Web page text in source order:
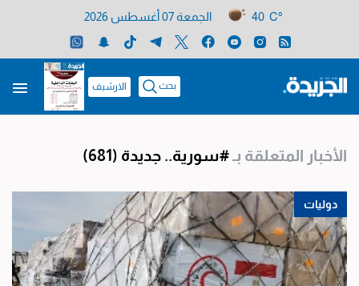
40 C° الجمعة 07 أغسطس 2026
بحث الارشيف
الأخبار المتعلقة بـ#سورية.. جديدة (681)
دوليات